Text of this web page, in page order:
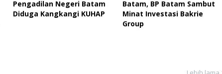
Pengadilan Negeri Batam
Diduga Kangkangi KUHAP
Batam, BP Batam Sambut
Minat Investasi Bakrie
Group